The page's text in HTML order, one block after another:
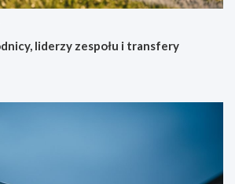
liderzy zespołu i transfery